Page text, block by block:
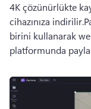
4K çözünürlükte
cihazınıza indirilir.
birini kullanarak
platformunda